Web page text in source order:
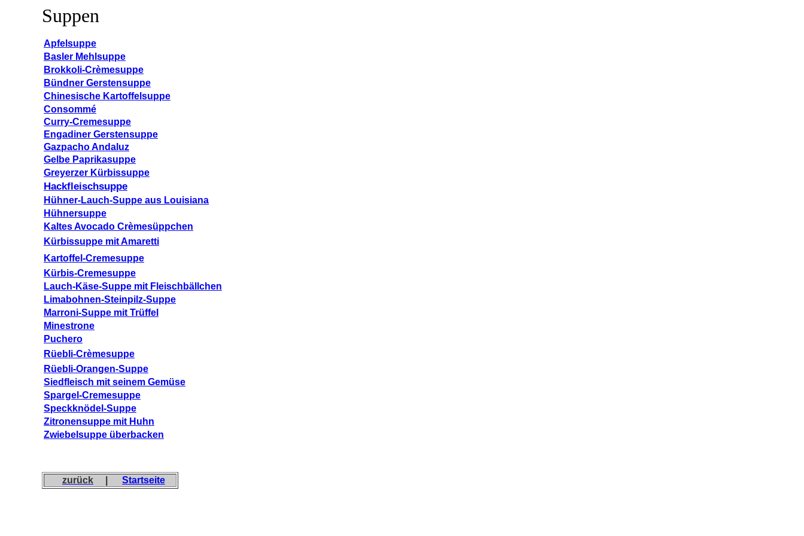
Suppen
Apfelsuppe
Basler Mehlsuppe
Brokkoli-Crèmesuppe
Bündner Gerstensuppe
Chinesische Kartoffelsuppe
Consommé
Curry-Cremesuppe
Engadiner Gerstensuppe
Gazpacho Andaluz
Gelbe Paprikasuppe
Greyerzer Kürbissuppe
Hackfleischsuppe
Hühner-Lauch-Suppe aus Louisiana
Hühnersuppe
Kaltes Avocado Crèmesüppchen
Kürbissuppe mit Amaretti
Kartoffel-Cremesuppe
Kürbis-Cremesuppe
Lauch-Käse-Suppe mit Fleischbällchen
Limabohnen-Steinpilz-Suppe
Marroni-Suppe mit Trüffel
Minestrone
Puchero
Rüebli-Crèmesuppe
Rüebli-Orangen-Suppe
Siedfleisch mit seinem Gemüse
Spargel-Cremesuppe
Speckknödel-Suppe
Zitronensuppe mit Huhn
Zwiebelsuppe überbacken
zurück Startseite